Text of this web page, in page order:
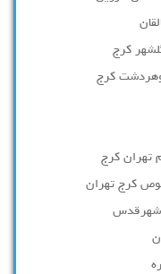
کرج
کرج
تهران کرج
کرج تهران
شهرقدس